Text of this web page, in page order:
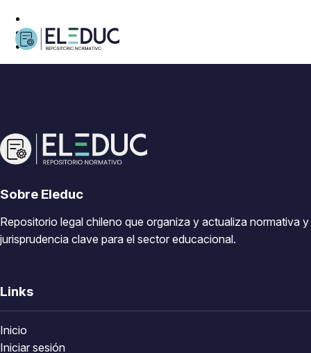
Sobre Eleduc
Repositorio legal chileno que organiza y actualiza normativa y
jurisprudencia clave para el sector educacional.
Links
Inicio
Iniciar sesión